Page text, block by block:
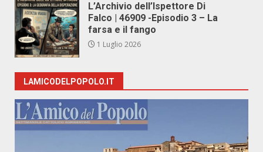
L’Archivio dell’Ispettore Di
Falco | 46909 -Episodio 3 – La
farsa e il fango
1 Luglio 2026
LAMICODELPOPOLO.IT